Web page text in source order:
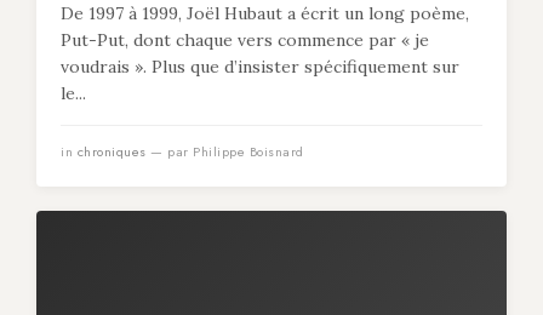
De 1997 à 1999, Joël Hubaut a écrit un long poème,
Put-Put, dont chaque vers commence par « je
voudrais ». Plus que d’insister spécifiquement sur
le...
in chroniques — par Philippe Boisnard